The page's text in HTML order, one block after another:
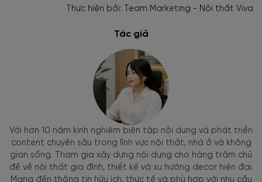
Thực hiện bởi: Team Marketing - Nội thất Viva
Tác giả
Với hơn 10 năm kinh nghiệm biên tập nội dung và phát triển
content chuyên sâu trong lĩnh vực nội thất, nhà ở và không
gian sống. Tham gia xây dựng nội dung cho hàng trăm chủ
đề về nội thất gia đình, thiết kế và xu hướng decor hiện đại.
Mang đến thông tin hữu ích, thực tế và phù hợp với nhu cầu